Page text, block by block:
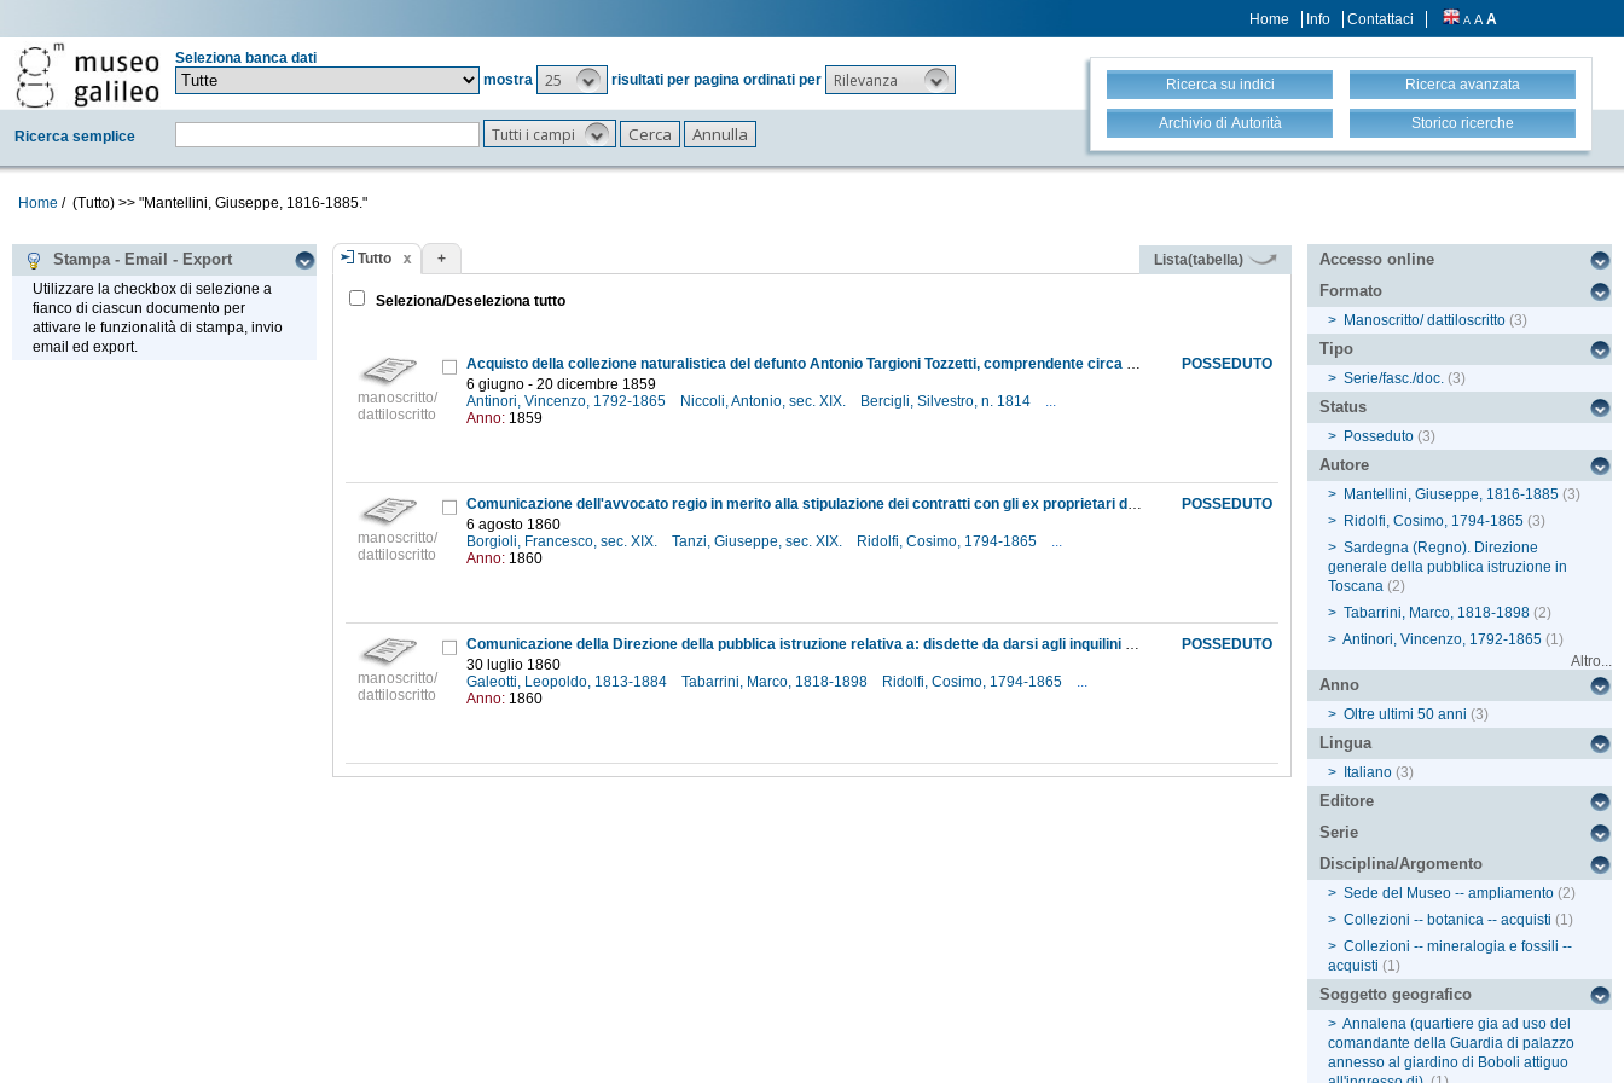
Home Info Contattaci A A A
Seleziona banca dati
mostra
25 risultati per pagina ordinati per Rilevanza
Ricerca semplice Tutti i campi
Ricerca su indici Ricerca avanzata
Archivio di Autorità Storico ricerche
Home / (Tutto) >> "Mantellini, Giuseppe, 1816-1885."
Stampa - Email - Export
Utilizzare la checkbox di selezione a
fianco di ciascun documento per
attivare le funzionalità di stampa, invio
email ed export.
Tutto + Lista(tabella)
Seleziona/Deseleziona tutto
manoscritto/
dattiloscritto
POSSEDUTO
Acquisto della collezione naturalistica del defunto Antonio Targioni Tozzetti, comprendente circa milleseicento prodotti vegetali, fra i quali una bella raccolta di scorze della Cina, ed una serie di minerali del regno di Napoli e della Toscana
6 giugno - 20 dicembre 1859
Antinori, Vincenzo, 1792-1865
Niccoli, Antonio, sec. XIX. Bercigli, Silvestro, n. 1814
...
Anno: 1859
manoscritto/
dattiloscritto
POSSEDUTO
Comunicazione dell'avvocato regio in merito alla stipulazione dei contratti con gli ex proprietari delle case Lemmi e Ficalbi espropriate dal Governo per ampliare il Museo
6 agosto 1860
Borgioli, Francesco, sec. XIX.
Tanzi, Giuseppe, sec. XIX. Ridolfi, Cosimo, 1794-1865
...
Anno: 1860
manoscritto/
dattiloscritto
POSSEDUTO
Comunicazione della Direzione della pubblica istruzione relativa a: disdette da darsi agli inquilini degli stabili acquistati dal Governo per il Museo, per le quali si indica come organo competente l'avvocato regio; eventuali altri acquisti per ampliare la fabbrica del Museo; impossibilità di consegnare definitivamente al Museo lo stabile attiguo al giardino di Boboli posto all'ingresso di Annalena, già abitato dal comandante della Guardia di palazzo, in quanto compreso nella Lista civile del re fatta a proposta della Camera dei deputati nella tornata del 6 giugno 1860
30 luglio 1860
Galeotti, Leopoldo, 1813-1884
Tabarrini, Marco, 1818-1898 Ridolfi, Cosimo, 1794-1865
...
Anno: 1860
Accesso online
Formato
> Manoscritto/ dattiloscritto (3)
Tipo
> Serie/fasc./doc. (3)
Status
> Posseduto (3)
Autore
> Mantellini, Giuseppe, 1816-1885 (3)
> Ridolfi, Cosimo, 1794-1865 (3)
> Sardegna (Regno). Direzione
generale della pubblica istruzione in
Toscana (2)
> Tabarrini, Marco, 1818-1898 (2)
> Antinori, Vincenzo, 1792-1865 (1)
Altro...
Anno
> Oltre ultimi 50 anni (3)
Lingua
> Italiano (3)
Editore
Serie
Disciplina/Argomento
> Sede del Museo -- ampliamento (2)
> Collezioni -- botanica -- acquisti (1)
> Collezioni -- mineralogia e fossili --
acquisti (1)
Soggetto geografico
> Annalena (quartiere gia ad uso del
comandante della Guardia di palazzo
annesso al giardino di Boboli attiguo